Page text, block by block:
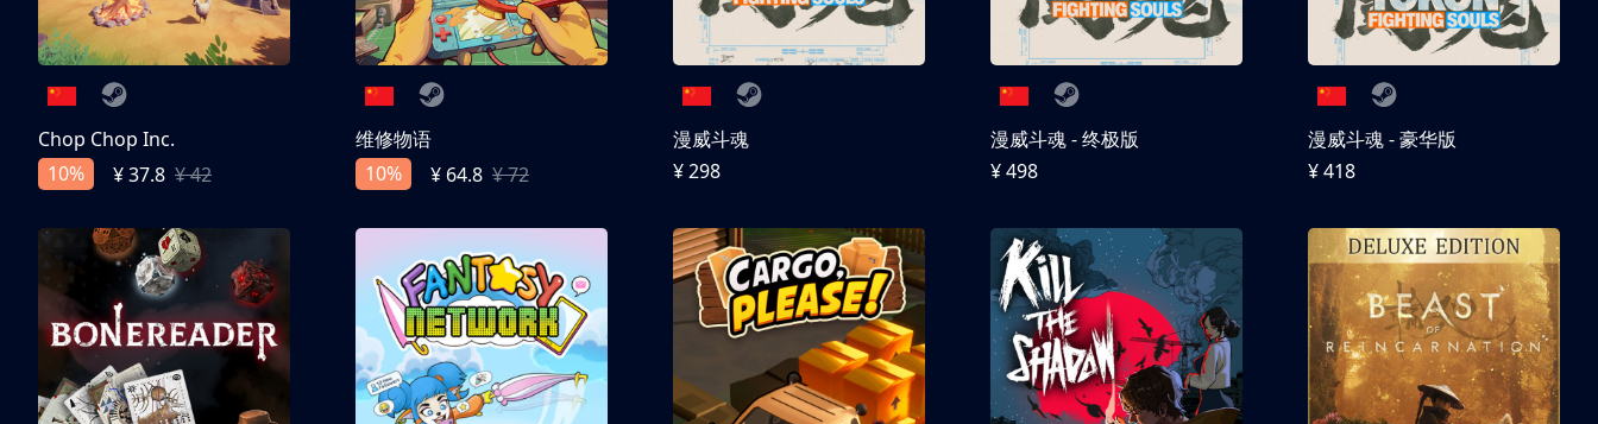
Chop Chop Inc.
10%
¥ 37.8 ¥ 42
维修物语
10%
¥ 64.8 ¥ 72
漫威斗魂
¥ 298
漫威斗魂 - 终极版
¥ 498
漫威斗魂 - 豪华版
¥ 418